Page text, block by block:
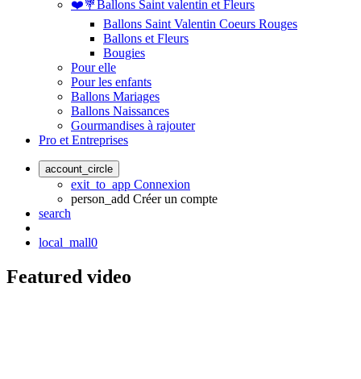
❤️💐Ballons Saint valentin et Fleurs
Ballons Saint Valentin Coeurs Rouges
Ballons et Fleurs
Bougies
Pour elle
Pour les enfants
Ballons Mariages
Ballons Naissances
Gourmandises à rajouter
Pro et Entreprises
account_circle
exit_to_app Connexion
person_add Créer un compte
search
local_mall0
Featured video